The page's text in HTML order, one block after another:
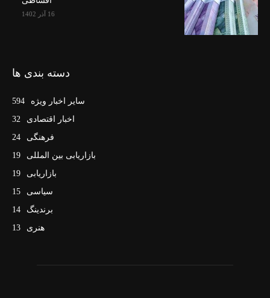
16 آذر 1402
دسته بندی ها
سایر اخبار ویژه
594
اخبار اقتصادی
32
فرهنگی
24
بازاریابی بین المللی
19
بازاریابی
19
سیاسی
15
برندینگ
14
هنری
13